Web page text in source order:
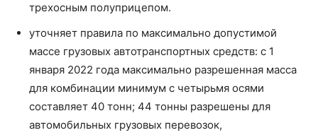
трехосным полуприцепом.
уточняет правила по максимально допустимой
массе грузовых автотранспортных средств: с 1
января 2022 года максимально разрешенная масса
для комбинации минимум с четырьмя осями
составляет 40 тонн; 44 тонны разрешены для
автомобильных грузовых перевозок,